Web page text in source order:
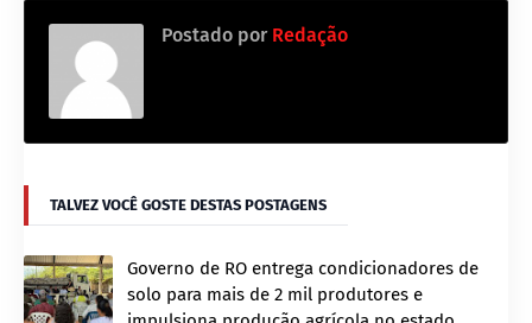
Postado por Redação
TALVEZ VOCÊ GOSTE DESTAS POSTAGENS
Governo de RO entrega condicionadores de
solo para mais de 2 mil produtores e